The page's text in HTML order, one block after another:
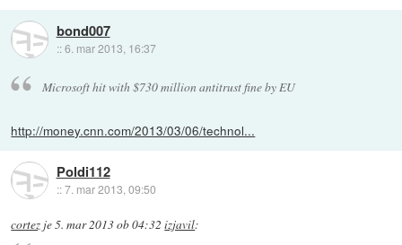
bond007
::6. mar 2013, 16:37
Microsoft hit with $730 million antitrust fine by EU
http://money.cnn.com/2013/03/06/technol...
Poldi112
::7. mar 2013, 09:50
cortez je5. mar 2013 ob 04:32 izjavil: